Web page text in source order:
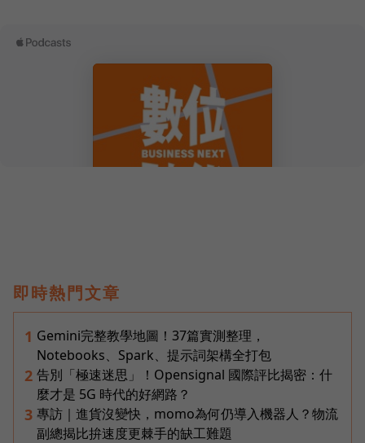
即時熱門文章
1 Gemini完整教學地圖！37篇實測整理，
Notebooks、Spark、提示詞架構全打包
2 告別「極速迷思」！Opensignal 國際評比揭密：什
麼才是 5G 時代的好網路？
3 專訪｜進貨沒變快，momo為何仍導入機器人？物流
副總揭比拚速度更棘手的缺工難題